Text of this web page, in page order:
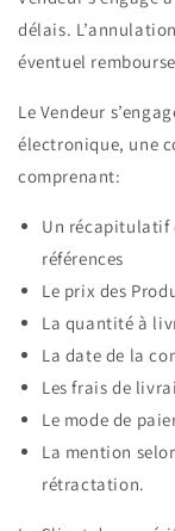
délais.
éventuel
Le Vendeur
électronique, une
comprenant:
Un récapitulatif
références
Le prix des
La quantité à
La date de la
Les frais de
Le mode de
La mention
rétractation.